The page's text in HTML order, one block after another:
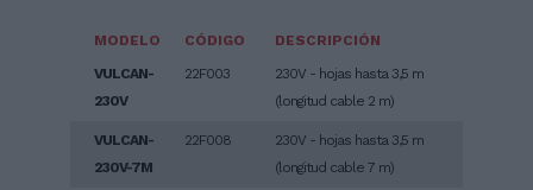
MODELO CÓDIGO
DESCRIPCIÓN
VULCAN-
230V
22F003
230V - hojas hasta 3,5 m
(longitud cable 2 m)
VULCAN-
230V-7M
22F008
230V - hojas hasta 3,5 m
(longitud cable 7 m)